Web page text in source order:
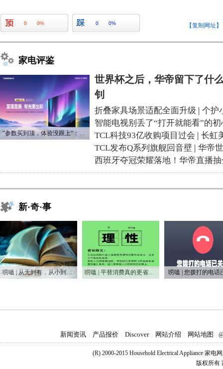
0 0% 0 0% 【复制网址】
家电评鉴
“参数买到顶，体验没跟上“：长虹追光Q70S给高端电视打了个样
世界杯之后，华帝留下了什
钊
折叠家具场景适配全面升级 | 个护
智能电视别丢了“打开就能看”的初
TCL科技93亿收购项目过会 | 长虹
TCL发布Q系列旗舰回音壁 | 华帝
西班牙夺冠荣耀落地！华帝直播
新·奇·事
唠嗑 | 从无到有，从小到大，75年家电之变 唠嗑 | 平替消费真的更省钱吗？ 唠嗑 | 您拨打的电话
新闻资讯 产品报价 Discover 网站介绍 网站地图
(R) 2000-2015 Household Electrical Appliance 家电
版权所有